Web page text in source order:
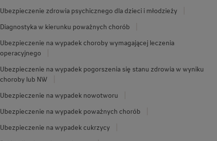
Ubezpieczenie zdrowia psychicznego dla dzieci i młodzieży
Diagnostyka w kierunku poważnych chorób
Ubezpieczenie na wypadek choroby wymagającej leczenia
operacyjnego
Ubezpieczenie na wypadek pogorszenia się stanu zdrowia w wyniku
choroby lub NW
Ubezpieczenie na wypadek nowotworu
Ubezpieczenie na wypadek poważnych chorób
Ubezpieczenie na wypadek cukrzycy